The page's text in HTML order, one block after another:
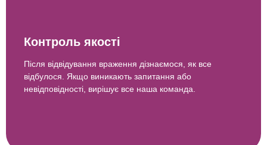
Контроль якості
Після відвідування враження дізнаємося, як все
відбулося. Якщо виникають запитання або
невідповідності, вирішує все наша команда.